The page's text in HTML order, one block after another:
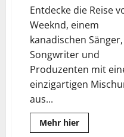
Entdecke die Reise
Weeknd, einem
kanadischen Sänger,
Songwriter und
Produzenten mit
einzigartigen
aus...
Mehr hierRead
more